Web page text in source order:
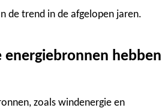
de trend in de afgelopen jaren.
hebben
zoals windenergie en